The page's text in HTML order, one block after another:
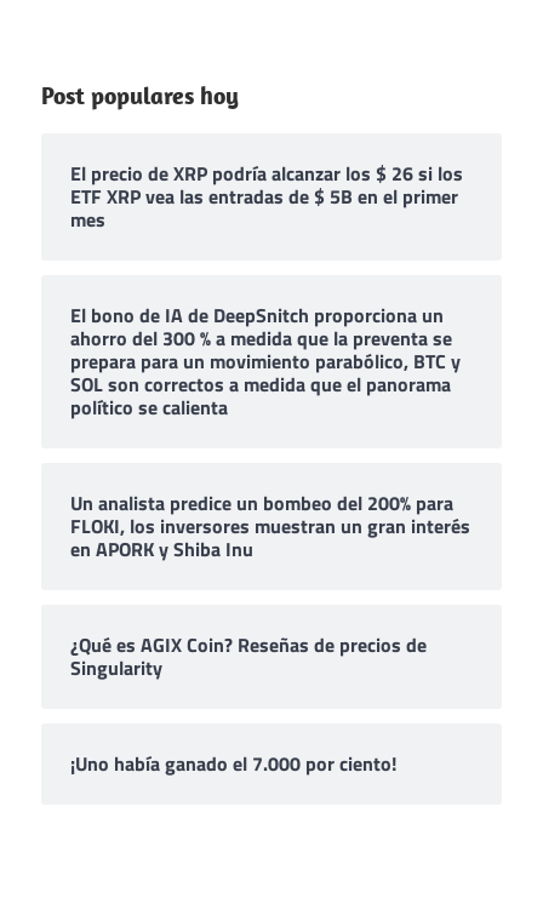
Post populares hoy
El precio de XRP podría alcanzar los $ 26 si los
ETF XRP vea las entradas de $ 5B en el primer
mes
El bono de IA de DeepSnitch proporciona un
ahorro del 300 % a medida que la preventa se
prepara para un movimiento parabólico, BTC y
SOL son correctos a medida que el panorama
político se calienta
Un analista predice un bombeo del 200% para
FLOKI, los inversores muestran un gran interés
en APORK y Shiba Inu
¿Qué es AGIX Coin? Reseñas de precios de
Singularity
¡Uno había ganado el 7.000 por ciento!